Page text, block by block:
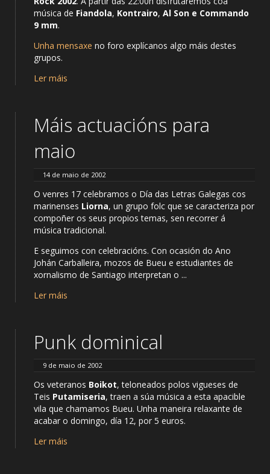
música de Fiandola, Kontrairo, Al Son e Commando
9 mm.
Unha mensaxe no foro explícanos algo máis destes
grupos.
Ler máis
Máis actuacións para
maio
14 de maio de 2002
O venres 17 celebramos o Día das Letras Galegas cos
marinenses Liorna, un grupo folc que se caracteriza por
compoñer os seus propios temas, sen recorrer á
música tradicional.
E seguimos con celebracións. Con ocasión do Ano
Johán Carballeira, mozos de Bueu e estudiantes de
xornalismo de Santiago interpretan o ...
Ler máis
Punk dominical
9 de maio de 2002
Os veteranos Boikot, teloneados polos vigueses de
Teis Putamiseria, traen a súa música a esta apacible
vila que chamamos Bueu. Unha maneira relaxante de
acabar o domingo, día 12, por 5 euros.
Ler máis